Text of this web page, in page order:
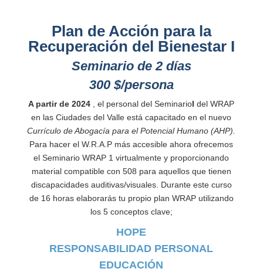
Plan de Acción para la
Recuperación del Bienestar I
Seminario de 2 días
300 $/persona
A partir de 2024 , el personal del SeminarioIdel WRAP
en las Ciudades del Valle está capacitado en el nuevo
Currículo de Abogacía para el Potencial Humano (AHP).
Para hacer el W.R.A.P más accesible ahora ofrecemos
el Seminario WRAP 1 virtualmente y proporcionando
material compatible con 508 para aquellos que tienen
discapacidades auditivas/visuales. Durante este curso
de 16 horas elaborarás tu propio plan WRAP utilizando
los 5 conceptos clave;
HOPE
RESPONSABILIDAD PERSONAL
EDUCACIÓN